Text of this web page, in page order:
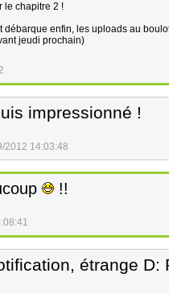
le chapitre 2 !
débarque enfin, les uploads au
jeudi prochain)
impressionné !
2012 14:03:48
!!
étrange